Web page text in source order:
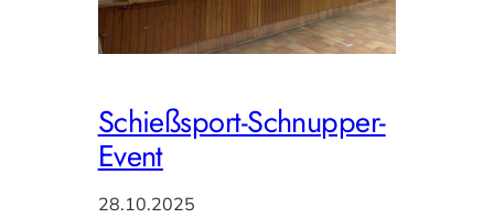
Schießsport-Schnupper-
Event
28.10.2025